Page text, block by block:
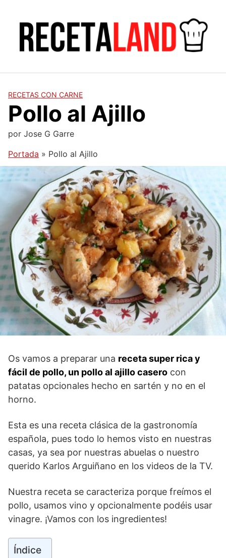
contenido
RECETAS CON CARNE
Pollo al Ajillo
por Jose G Garre
Portada » Pollo al Ajillo
Os vamos a preparar una receta super rica y
fácil de pollo, un pollo al ajillo casero con
patatas opcionales hecho en sartén y no en el
horno.
Esta es una receta clásica de la gastronomía
española, pues todo lo hemos visto en nuestras
casas, ya sea por nuestras abuelas o nuestro
querido Karlos Arguiñano en los videos de la TV.
Nuestra receta se caracteriza porque freímos el
pollo, usamos vino y opcionalmente podéis usar
vinagre. ¡Vamos con los ingredientes!
Índice